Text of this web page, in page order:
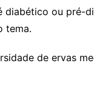
diabético ou pré-
tema.
de ervas